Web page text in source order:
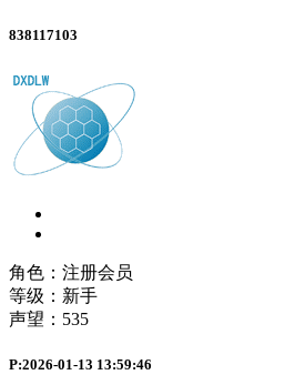
838117103
角色：注册会员
等级：新手
声望： 535
P:2026-01-13 13:59:46